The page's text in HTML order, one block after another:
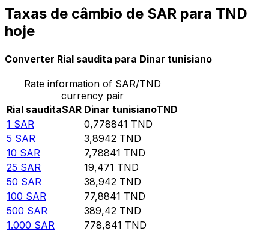
Taxas de câmbio de SAR para TND
hoje
Converter Rial saudita para Dinar tunisiano
Rate information of SAR/TND
currency pair
Rial sauditaSAR Dinar tunisianoTND
1 SAR 0,778841 TND
5 SAR 3,8942 TND
10 SAR 7,78841 TND
25 SAR 19,471 TND
50 SAR 38,942 TND
100 SAR 77,8841 TND
500 SAR 389,42 TND
1.000 SAR 778,841 TND